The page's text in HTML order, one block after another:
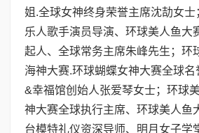
姐.全球女神终身荣誉主席沈劼女
乐人歌手演员导演、环球美人鱼大
起人、全球常务主席朱峰先生；环
海神大赛.环球蝴蝶女神大赛全球
&幸福馆创始人张爱琴女士；环球
神大赛全球执行主席、环球美人鱼
台模特礼仪资深导师、明月女子学